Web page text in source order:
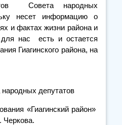
Совета народных
несет информацию о
и фактах жизни района и
нас есть и остается
Гиагинского района, на
депутатов
«Гиагинский район»